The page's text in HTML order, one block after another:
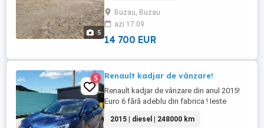
5
Buzau, Buzau
azi 17:09
14 700 EUR
5 Renault kadjar de vânzare!
Renault kadjar de vânzare din anul 2015!
Euro 6 fără adeblu din fabrica ! Ieste
pe țară adus din Franța în noiembrie anul
2015 | diesel | 248000 km